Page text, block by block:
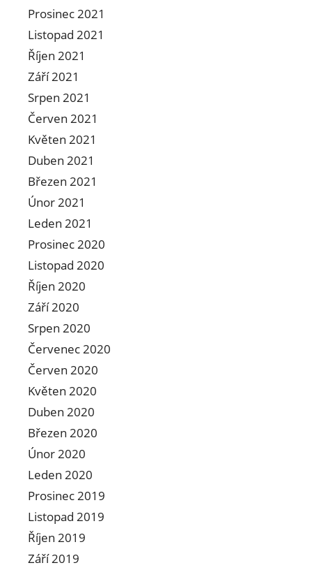
Prosinec 2021
Listopad 2021
Říjen 2021
Září 2021
Srpen 2021
Červen 2021
Květen 2021
Duben 2021
Březen 2021
Únor 2021
Leden 2021
Prosinec 2020
Listopad 2020
Říjen 2020
Září 2020
Srpen 2020
Červenec 2020
Červen 2020
Květen 2020
Duben 2020
Březen 2020
Únor 2020
Leden 2020
Prosinec 2019
Listopad 2019
Říjen 2019
Září 2019